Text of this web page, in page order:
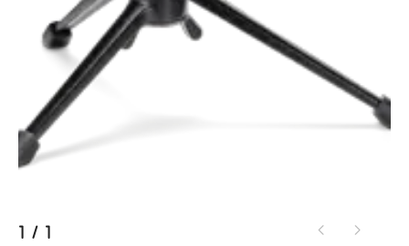
1 / 1